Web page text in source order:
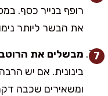
רופף בנייר כסף.
את הבשר ליותר
מבשלים את
בינונית. אם יש
ומשאירים שכבה